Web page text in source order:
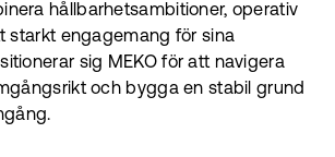
hållbarhetsambitioner, operativ
starkt engagemang för sina
sig MEKO för att navigera
och bygga en stabil grund